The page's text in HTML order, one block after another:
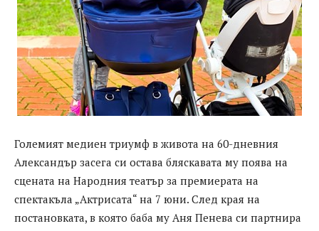
Големият медиен триумф в живота на 60-дневния
Александър засега си остава бляскавата му поява на
сцената на Народния театър за премиерата на
спектакъла „Актрисата“ на 7 юни. След края на
постановката, в която баба му Аня Пенева си партнира